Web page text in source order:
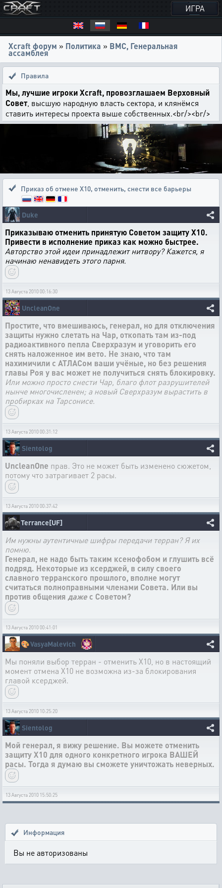
ИГРА
Xcraft форум » Политика » ВМС, Генеральная
ассамблея
Правила
Мы, лучшие игроки Xcraft, провозглашаем Верховный
Совет, высшую народную власть сектора, и клянёмся
ставить интересы проекта выше собственных.<br/><br/>
Приказ об отмене Х10, отменить, снести все барьеры
Duke
Приказываю отменить принятую Советом защиту Х10.
Привести в исполнение приказ как можно быстрее.
Авторство этой идеи принадлежит нитвору? Кажется, я
начинаю ненавидеть этого парня.
13 Августа 2010 00:16:30
UncleanOne
Простите, что вмешиваюсь, генерал, но для отключения
защиты нужно слетать на Чар, откопать там из-под
радиоактивного пепла Сверхразум и уговорить его
снять наложенное им вето. Не знаю, что там
нахимичили с АТЛАСом ваши учёные, но без решения
главы Роя у вас может не получиться снять блокировку.
Или можно просто снести Чар, благо флот разрушителей
нынче многочисленен; а новый Сверхразум вырастить в
пробирках на Тарсонисе.
13 Августа 2010 00:31:12
Sientolog
UncleanOne прав. Это не может быть изменено сюжетом,
потому что затрагивает 2 расы.
13 Августа 2010 00:37:42
Terrance[UF]
Им нужны аутентичные шифры передачи терран? Я их
помню.
Генерал, не надо быть таким ксенофобом и глушить всё
подряд. Некоторые из ксерджей, в силу своего
славного терранского прошлого, вполне могут
считаться полноправными членами Совета. Или вы
против общения даже с Советом?
13 Августа 2010 00:41:01
🎨VasyaMalevich
Мы поняли выбор терран - отменить Х10, но в настоящий
момент отмена Х10 не возможна из-за блокирования
главой ксерджей.
13 Августа 2010 10:25:20
Sientolog
Мой генерал, я вижу решение. Вы можете отменить
защиту Х10 для одного конкретного игрока ВАШЕЙ
расы. Тогда я думаю вы сможете уничтожать неверных.
13 Августа 2010 15:50:25
Информация
Вы не авторизованы